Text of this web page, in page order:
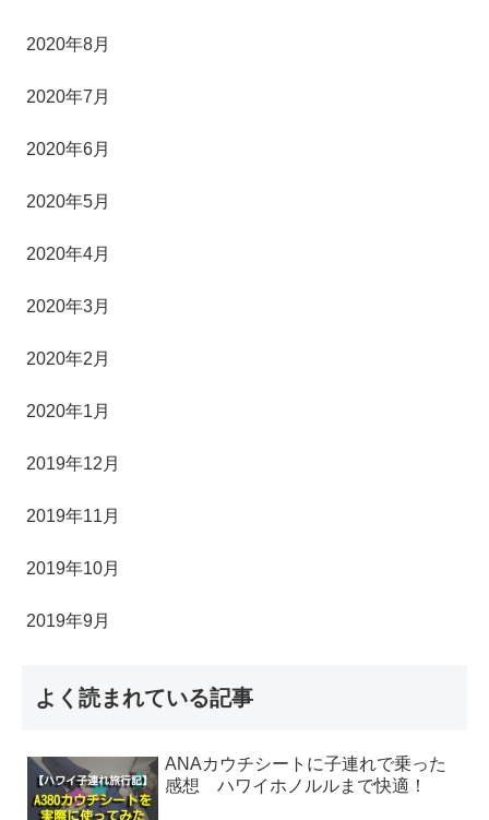
2020年8月
2020年7月
2020年6月
2020年5月
2020年4月
2020年3月
2020年2月
2020年1月
2019年12月
2019年11月
2019年10月
2019年9月
よく読まれている記事
ANAカウチシートに子連れで乗った
感想 ハワイホノルルまで快適！